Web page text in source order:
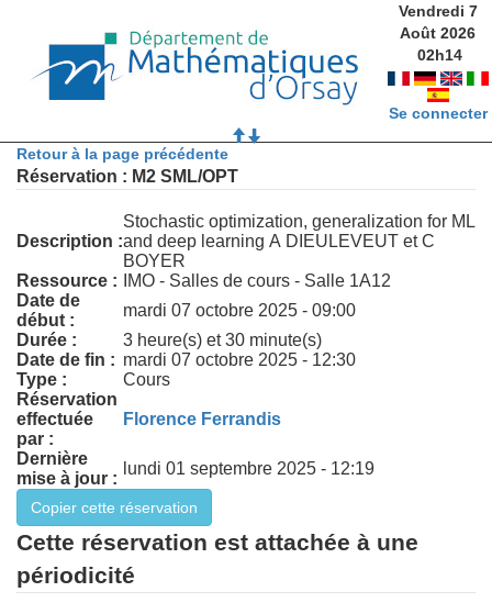
Vendredi 7
Août 2026
02h14
Se connecter
Retour à la page précédente
Réservation : M2 SML/OPT
Description :
Stochastic optimization, generalization for ML
and deep learning A DIEULEVEUT et C
BOYER
Ressource :
IMO - Salles de cours - Salle 1A12
Date de
début :
mardi 07 octobre 2025 - 09:00
Durée :
3 heure(s) et 30 minute(s)
Date de fin : mardi 07 octobre 2025 - 12:30
Type :
Cours
Réservation
effectuée
par :
Florence Ferrandis
Dernière
mise à jour :
lundi 01 septembre 2025 - 12:19
Cette réservation est attachée à une
périodicité